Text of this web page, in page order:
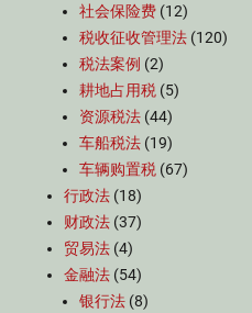
社会保险费 (12)
税收征收管理法 (120)
税法案例 (2)
耕地占用税 (5)
资源税法 (44)
车船税法 (19)
车辆购置税 (67)
行政法 (18)
财政法 (37)
贸易法 (4)
金融法 (54)
银行法 (8)